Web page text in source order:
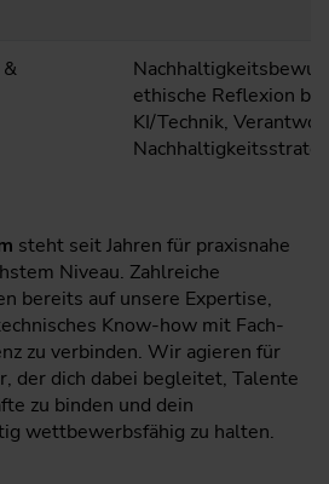
ethische Reflexion bei
KI/Technik,
steht seit Jahren für praxisnahe
Niveau. Zahlreiche
bereits auf unsere Expertise,
Know-how mit Fach-
zu verbinden. Wir agieren für
der dich dabei begleitet, Talente
zu binden und dein
wettbewerbsfähig zu halten.